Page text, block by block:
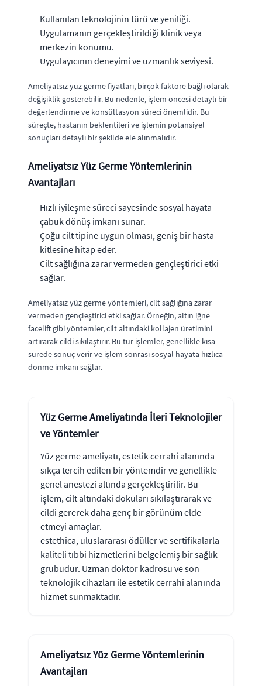
Kullanılan teknolojinin türü ve yeniliği.
Uygulamanın gerçekleştirildiği klinik veya
merkezin konumu.
Uygulayıcının deneyimi ve uzmanlık seviyesi.
Ameliyatsız yüz germe fiyatları, birçok faktöre bağlı olarak
değişiklik gösterebilir. Bu nedenle, işlem öncesi detaylı bir
değerlendirme ve konsültasyon süreci önemlidir. Bu
süreçte, hastanın beklentileri ve işlemin potansiyel
sonuçları detaylı bir şekilde ele alınmalıdır.
Ameliyatsız Yüz Germe Yöntemlerinin
Avantajları
Hızlı iyileşme süreci sayesinde sosyal hayata
çabuk dönüş imkanı sunar.
Çoğu cilt tipine uygun olması, geniş bir hasta
kitlesine hitap eder.
Cilt sağlığına zarar vermeden gençleştirici etki
sağlar.
Ameliyatsız yüz germe yöntemleri, cilt sağlığına zarar
vermeden gençleştirici etki sağlar. Örneğin, altın iğne
facelift gibi yöntemler, cilt altındaki kollajen üretimini
artırarak cildi sıkılaştırır. Bu tür işlemler, genellikle kısa
sürede sonuç verir ve işlem sonrası sosyal hayata hızlıca
dönme imkanı sağlar.
Yüz Germe Ameliyatında İleri Teknolojiler
ve Yöntemler
Yüz germe ameliyatı, estetik cerrahi alanında
sıkça tercih edilen bir yöntemdir ve genellikle
genel anestezi altında gerçekleştirilir. Bu
işlem, cilt altındaki dokuları sıkılaştırarak ve
cildi gererek daha genç bir görünüm elde
etmeyi amaçlar.
estethica, uluslararası ödüller ve sertifikalarla
kaliteli tıbbi hizmetlerini belgelemiş bir sağlık
grubudur. Uzman doktor kadrosu ve son
teknolojik cihazları ile estetik cerrahi alanında
hizmet sunmaktadır.
Ameliyatsız Yüz Germe Yöntemlerinin
Avantajları